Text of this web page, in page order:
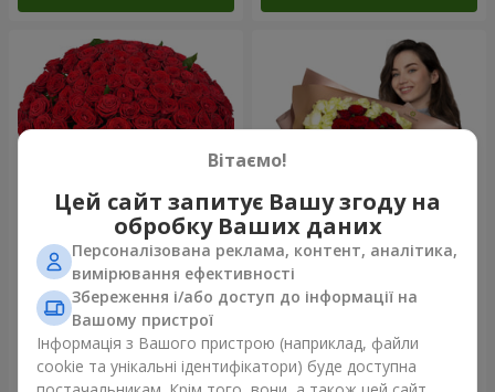
101 червона троянда
10 725 грн
Замовити
Букет "Серце - серцю"
Замовити
Вітаємо!
Цей сайт запитує Вашу згоду на
обробку Ваших даних
Персоналізована реклама, контент, аналітика,
вимірювання ефективності
Збереження і/або доступ до інформації на
Вашому пристрої
Інформація з Вашого пристрою (наприклад, файли
cookie та унікальні ідентифікатори) буде доступна